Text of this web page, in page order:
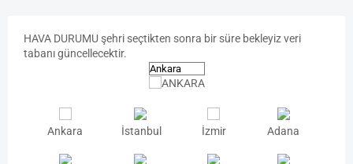
HAVA DURUMU şehri seçtikten sonra bir süre bekleyiz veri
tabanı güncellecektir.
Ankara İstanbul İzmir Adana